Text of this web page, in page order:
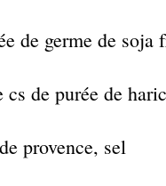
de germe de soja
cs de purée de
provence, sel